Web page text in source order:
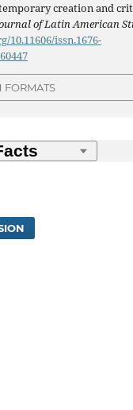
creation and
of Latin American
10.11606/issn.1676-
FORMATS